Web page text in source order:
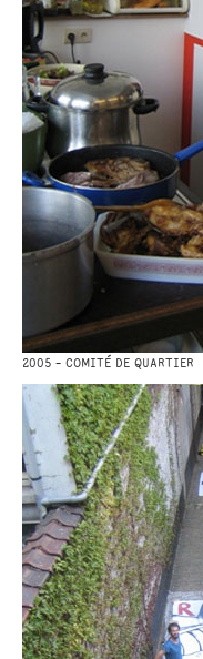
2005 - COMITÉ DE QUARTIER